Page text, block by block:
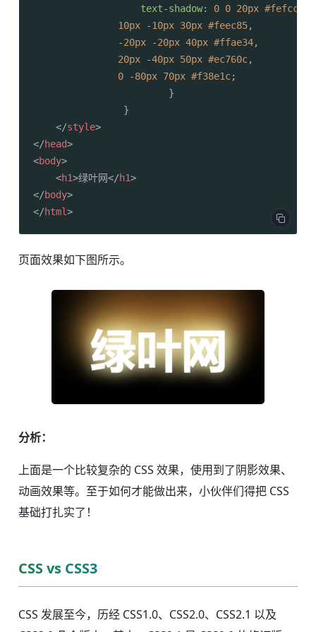
text-shadow: 0 0 20px #fefcc9
10px -10px 30px #feec85,
               -
20px -20px 40px #ffae34,
20px -40px 50px #ec760c,
0 -80px 70px #f38e1c;
</style>
</head>
<body>
<h1>绿叶网</h1>
</body>
</html>
页面效果如下图所示。
分析：
上面是一个比较复杂的 CSS 效果，使用到了阴影效果、
动画效果等。至于如何才能做出来，小伙伴们得把 CSS
基础打扎实了！
CSS vs CSS3
CSS 发展至今，历经 CSS1.0、CSS2.0、CSS2.1 以及